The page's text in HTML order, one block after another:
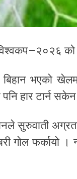
को
भएको
हार टार्न
सुरुवाती
गोल फर्कायो ।